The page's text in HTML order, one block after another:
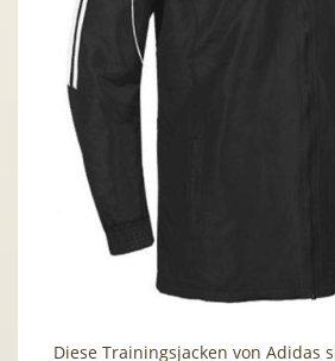
Diese Trainingsjacken von Adidas